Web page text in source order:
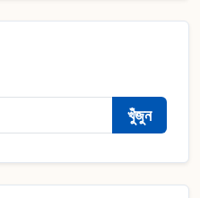
খুঁজুন